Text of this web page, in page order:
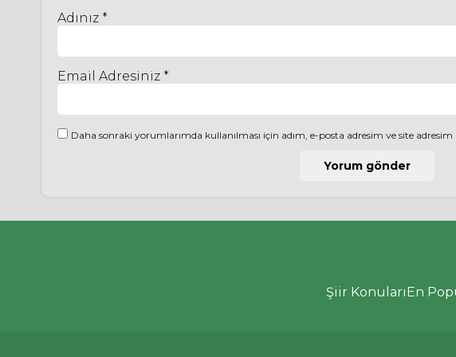
Adınız *
Email Adresiniz *
Daha sonraki yorumlarımda kullanılması için adım, e-posta adresim ve site adresim
Şiir KonularıEn